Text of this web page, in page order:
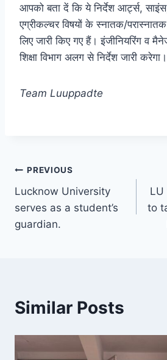
आपको बता दें कि ये निर्देश आर्ट्स,
एग्रीकल्चर विषयों के स्नातक/
लिए जारी किए गए हैं। इंजीनियरिंग व
शिक्षा विभाग अलग से निर्देश जारी करेगा।
Team Luuppadte
Post
navigation
PREVIOUS
Lucknow University
serves as a student’s
guardian.
LU
to
Similar Posts